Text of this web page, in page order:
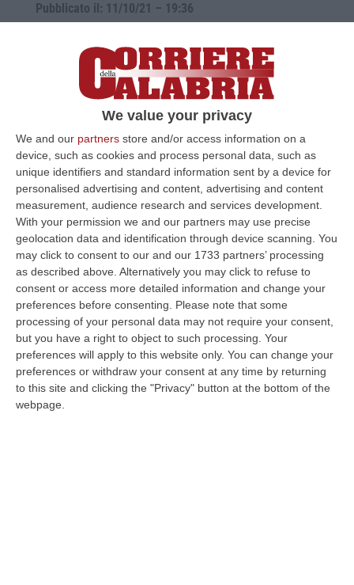
We value your privacy
We and our partners store and/or access information on a
device, such as cookies and process personal data, such as
unique identifiers and standard information sent by a device for
personalised advertising and content, advertising and content
measurement, audience research and services development.
With your permission we and our partners may use precise
geolocation data and identification through device scanning. You
may click to consent to our and our 1733 partners’ processing
as described above. Alternatively you may click to refuse to
consent or access more detailed information and change your
preferences before consenting.
Please note that some
processing of your personal data may not require your consent,
but you have a right to object to such processing. Your
preferences will apply to this website only. You can change your
preferences or withdraw your consent at any time by returning
to this site and clicking the "Privacy" button at the bottom of the
webpage.
Pubblicato il: 11/10/21 – 19:36
UN ECO DALLO JONIO | Alboresi e
Vulcano: «Ecco come ci si sente dopo aver
contratto il virus»
Puntata del talk show da Corigliano Rossano
dedicata alle storie e alle esperienze di chi si
è scontrato con il Sars-Cov-2, alla politica ed
alle inf…
Pubblicato il: 27/11/20 – 19:20